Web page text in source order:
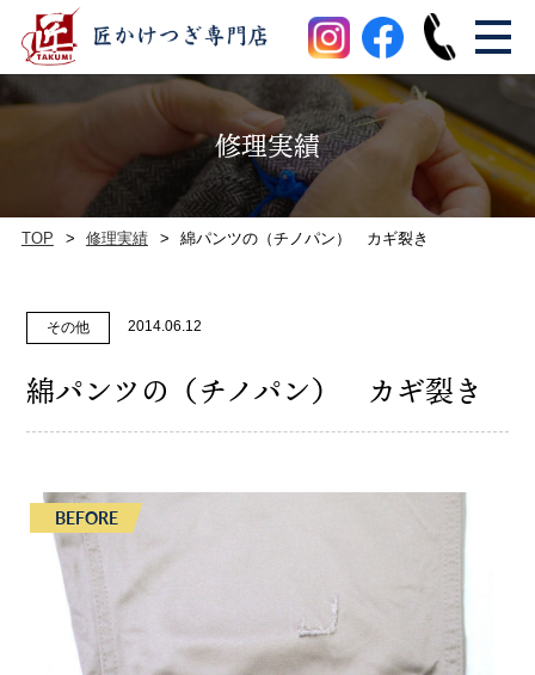
修理実績
TOP 修理実績 綿パンツの（チノパン） カギ裂き
その他 2014.06.12
綿パンツの（チノパン） カギ裂き
BEFORE